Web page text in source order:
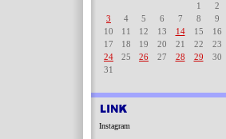
1
2
3
4 5 6 7 8
9
10
11 12 13 14 15
16
17
18 19 20 21 22
23
24
25 26 27 28 29
30
31
Instagram